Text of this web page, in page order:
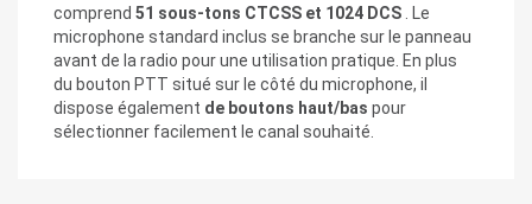
comprend 51 sous-tons CTCSS et 1024 DCS . Le
microphone standard inclus se branche sur le panneau
avant de la radio pour une utilisation pratique. En plus
du bouton PTT situé sur le côté du microphone, il
dispose également de boutons haut/bas pour
sélectionner facilement le canal souhaité.